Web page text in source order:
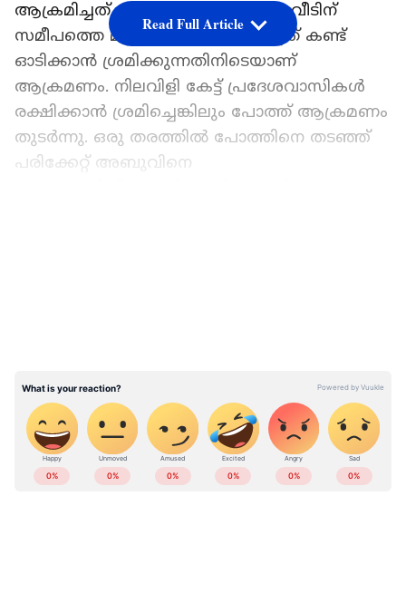
ആക്രമിച്ചത്. പോത്ത് അബുവിന്റെ വീടിന്
സമീപത്തെ മരങ്ങൾ കുത്തി മറിച്ചത് കണ്ട്
ഓടിക്കാൻ ശ്രമിക്കുന്നതിനിടെയാണ്
ആക്രമണം. നിലവിളി കേട്ട് പ്രദേശവാസികൾ
രക്ഷിക്കാൻ ശ്രമിച്ചെങ്കിലും പോത്ത് ആക്രമണം
തുടർന്നു. ഒരു തരത്തിൽ പോത്തിനെ തട‌ഞ്ഞ്
പരിക്കേറ്റ് അബുവിനെ
Read Full Article
ABOUT THE AUTHOR